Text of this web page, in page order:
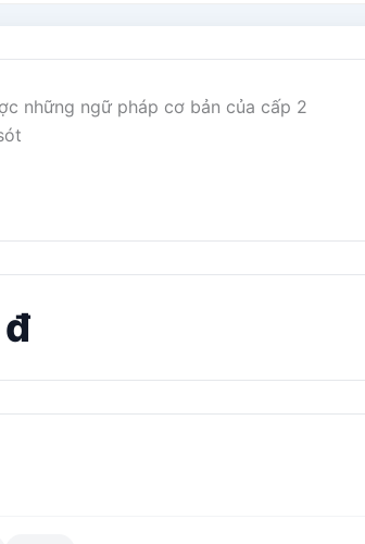
những ngữ pháp cơ bản của cấp 2